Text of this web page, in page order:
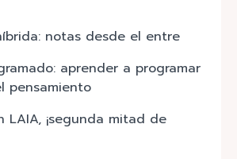
notas desde el entre
aprender a programar
pensamiento
LAIA, ¡segunda mitad de